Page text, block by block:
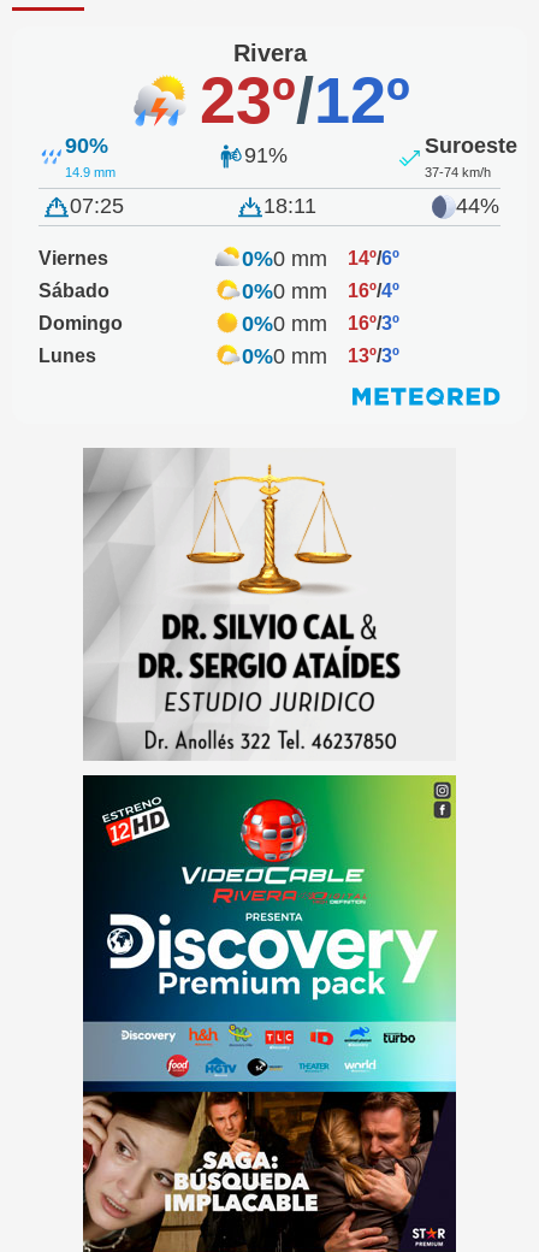
Rivera
23º/12º
90%
14.9 mm
91% Suroeste
37-74 km/h
07:25 18:11 44%
Viernes 0%0 mm 14º/6º
Sábado
0%0 mm 16º/4º
Domingo
0%0 mm 16º/3º
Lunes
0%0 mm 13º/3º